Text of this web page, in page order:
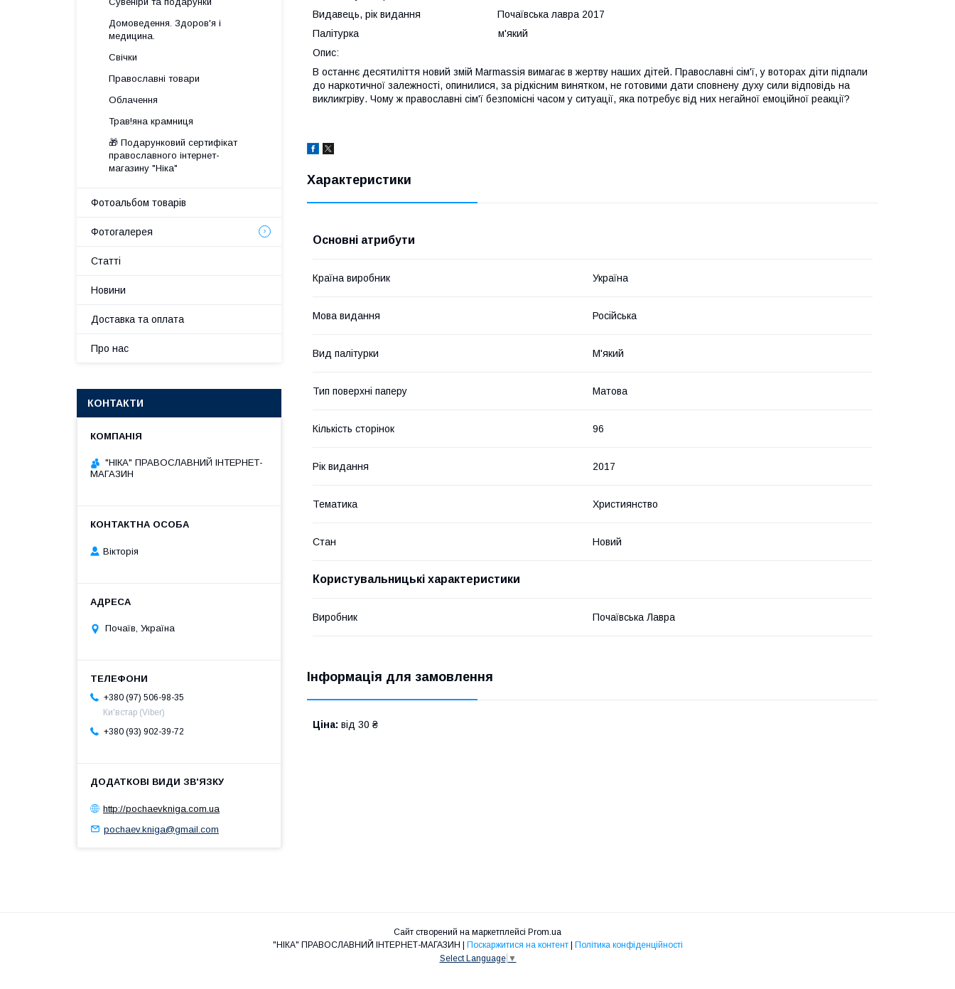
Видавець, рік видання Почаївська лавра 2017
Палітурка м'який
Опис:
В останнє десятиліття новий змій Marmassiя вимагає в жертву наших дітей. Православні сім'ї, у воторах діти підпали
до наркотичної залежності, опинилися, за рідкісним винятком, не готовими дати сповнену духу сили відповідь на
викликгріву. Чому ж православні сім'ї безпомісні часом у ситуації, яка потребує від них негайної емоційної реакції?
Характеристики
Основні атрибути
Країна виробник Україна
Мова видання Російська
Вид палітурки М'який
Тип поверхні паперу Матова
Кількість сторінок 96
Рік видання 2017
Тематика Християнство
Стан Новий
Користувальницькі характеристики
Виробник Почаївська Лавра
Інформація для замовлення
Ціна: від 30 ₴
Домоведення. Здоров'я і
медицина.
Свічки
Православні товари
Облачення
Трав!яна крамниця
🎁 Подарунковий сертифікат
православного інтернет-
магазину "Ніка"
Фотоальбом товарів
Фотогалерея
Статті
Новини
Доставка та оплата
Про нас
КОНТАКТИ
"НІКА" ПРАВОСЛАВНИЙ ІНТЕРНЕТ-
МАГАЗИН
Вікторія
Почаїв, Україна
+380 (97) 506-98-35
Ки'встар (Viber)
+380 (93) 902-39-72
http://pochaevkniga.com.ua
pochaev.kniga@gmail.com
Сайт створений на маркетплейсі Prom.ua
Поскаржитися на контент
Політика конфіденційності
Select Language ▼